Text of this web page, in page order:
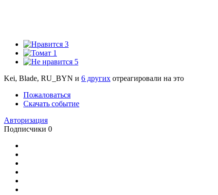
3
1
5
Kei, Blade, RU_BYN и 6 других отреагировали на это
Пожаловаться
Скачать событие
Авторизация
Подписчики 0